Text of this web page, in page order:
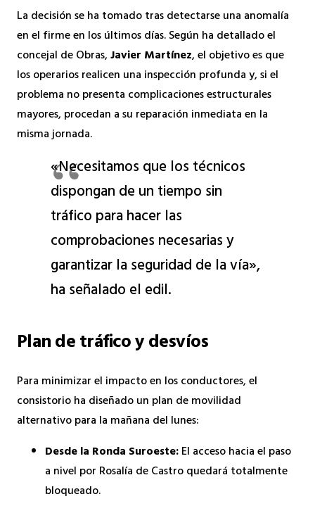
La decisión se ha tomado tras detectarse una anomalía
en el firme en los últimos días. Según ha detallado el
concejal de Obras,Javier Martínez, el objetivo es que
los operarios realicen una inspección profunda y, si el
problema no presenta complicaciones estructurales
mayores, procedan a su reparación inmediata en la
misma jornada.
«Necesitamos que los técnicos
dispongan de un tiempo sin
tráfico para hacer las
comprobaciones necesarias y
garantizar la seguridad de la vía»,
ha señalado el edil.
Plan de tráfico y desvíos
Para minimizar el impacto en los conductores, el
consistorio ha diseñado un plan de movilidad
alternativo para la mañana del lunes:
Desde la Ronda Suroeste:El acceso hacia el paso
a nivel por Rosalía de Castro quedará totalmente
bloqueado.